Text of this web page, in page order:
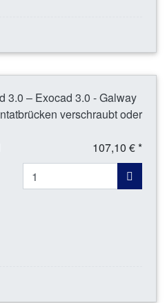
107,10 € *